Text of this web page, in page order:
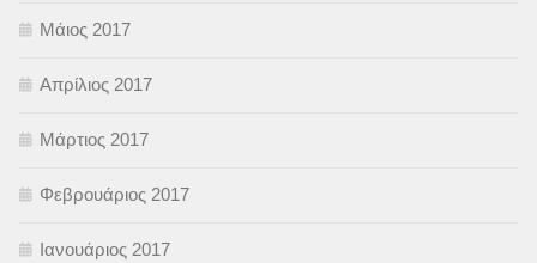
Μάιος 2017
Απρίλιος 2017
Μάρτιος 2017
Φεβρουάριος 2017
Ιανουάριος 2017